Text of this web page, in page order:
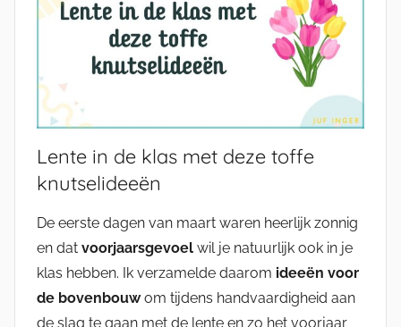
Lente in de klas met deze toffe
knutselideeën
De eerste dagen van maart waren heerlijk zonnig
en dat voorjaarsgevoel wil je natuurlijk ook in je
klas hebben. Ik verzamelde daarom ideeën voor
de bovenbouwom tijdens handvaardigheid aan
de slag te gaan met de lente en zo het voorjaar